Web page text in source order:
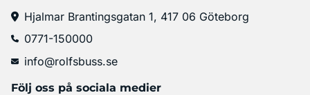
Hjalmar Brantingsgatan 1, 417 06 Göteborg
0771-150000
info@rolfsbuss.se
Följ oss på sociala medier